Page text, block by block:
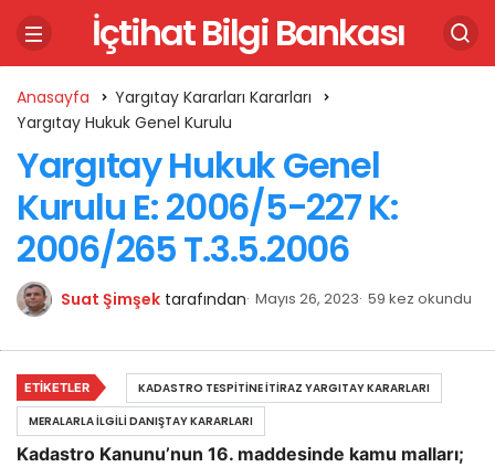
İçtihat Bilgi Bankası
Anasayfa
Yargıtay Kararları Kararları
Yargıtay Hukuk Genel Kurulu
Yargıtay Hukuk Genel
Kurulu E: 2006/5-227 K:
2006/265 T.3.5.2006
Suat Şimşek tarafından Mayıs 26, 2023 59 kez okundu
Kadastro Kanunu’nun 16. maddesinde kamu malları;
ETIKETLER
KADASTRO TESPITINE İTIRAZ YARGITAY KARARLARI
MERALARLA İLGILI DANIŞTAY KARARLARI